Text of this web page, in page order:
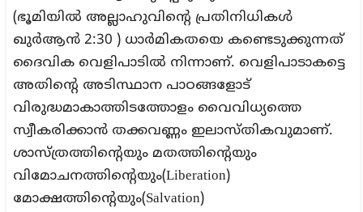
(ഭൂമിയിൽ അല്ലാഹുവിന്റെ പ്രതിനിധികൾ
ഖുർആൻ 2:30 ) ധാർമികതയെ കണ്ടെടുക്കുന്നത്
ദൈവിക വെളിപാടിൽ നിന്നാണ്. വെളിപാടാകട്ടെ
അതിന്റെ അടിസ്ഥാന പാഠങ്ങളോട്
വിരുദ്ധമാകാത്തിടത്തോളം വൈവിധ്യത്തെ
സ്വീകരിക്കാൻ തക്കവണ്ണം ഇലാസ്തികവുമാണ്.
ശാസ്ത്രത്തിന്റെയും മതത്തിന്റെയും
വിമോചനത്തിന്റെയും(Liberation)
മോക്ഷത്തിന്റെയും(Salvation)